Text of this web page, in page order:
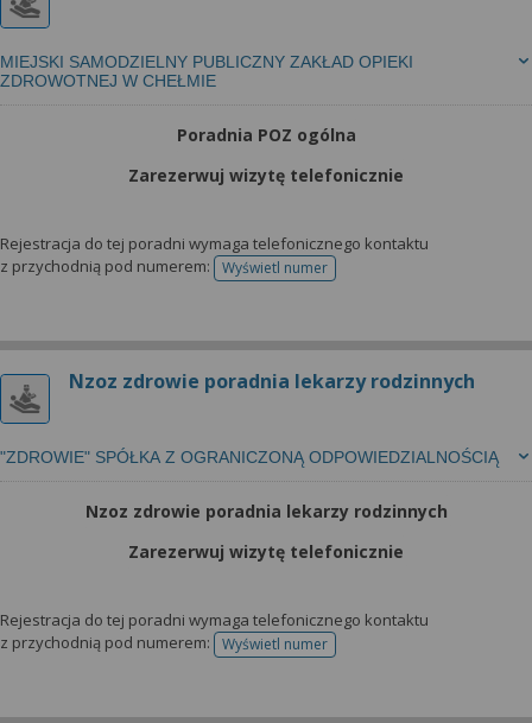
MIEJSKI SAMODZIELNY PUBLICZNY ZAKŁAD OPIEKI
ZDROWOTNEJ W CHEŁMIE
Poradnia POZ ogólna
Zarezerwuj wizytę telefonicznie
Rejestracja do tej poradni wymaga telefonicznego kontaktu
z przychodnią pod numerem:
Wyświetl numertelefonu do rejestracji
Nzoz zdrowie poradnia lekarzy rodzinnych
"ZDROWIE" SPÓŁKA Z OGRANICZONĄ ODPOWIEDZIALNOŚCIĄ
Nzoz zdrowie poradnia lekarzy rodzinnych
Zarezerwuj wizytę telefonicznie
Rejestracja do tej poradni wymaga telefonicznego kontaktu
z przychodnią pod numerem:
Wyświetl numertelefonu do rejestracji